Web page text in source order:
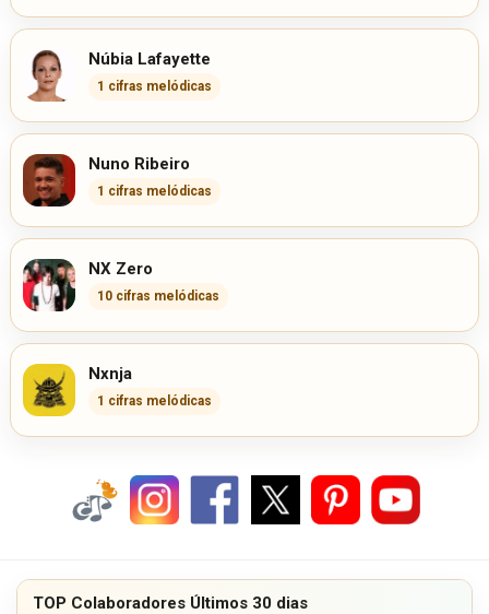
Núbia Lafayette
1 cifras melódicas
Nuno Ribeiro
1 cifras melódicas
NX Zero
10 cifras melódicas
Nxnja
1 cifras melódicas
TOP Colaboradores Últimos 30 dias